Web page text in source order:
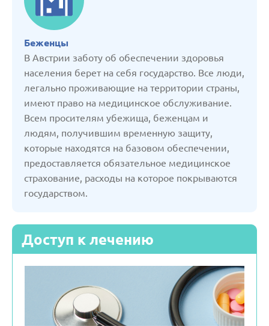
Беженцы
В Австрии заботу об обеспечении здоровья
населения берет на себя государство. Все люди,
легально проживающие на территории страны,
имеют право на медицинское обслуживание.
Всем просителям убежища, беженцам и
людям, получившим временную защиту,
которые находятся на базовом обеспечении,
предоставляется обязательное медицинское
страхование, расходы на которое покрываются
государством.
Доступ к лечению
Молдавия
Нидерланды
Россия
Сербия
Словакия
Словения
Турция
Узбекистан